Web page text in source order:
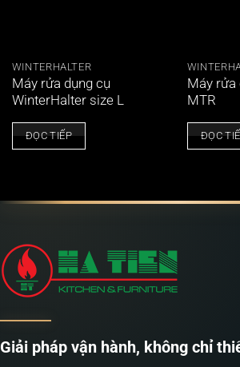
WINTERHALTER
Máy rửa dụng cụ
WinterHalter size L
ĐỌC TIẾP
Máy rửa
MTR
ĐỌC
Giải pháp vận hành, không chỉ